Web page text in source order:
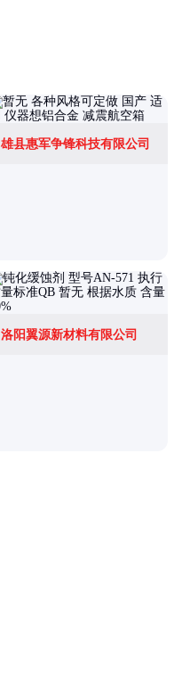
雄县惠军争锋科技有限公司
洛阳翼源新材料有限公司